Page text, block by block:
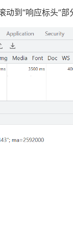
到“响应标头”部